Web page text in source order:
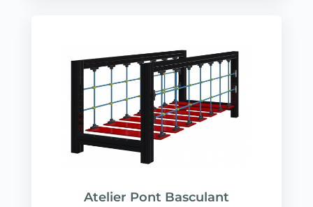
Atelier Pont Basculant